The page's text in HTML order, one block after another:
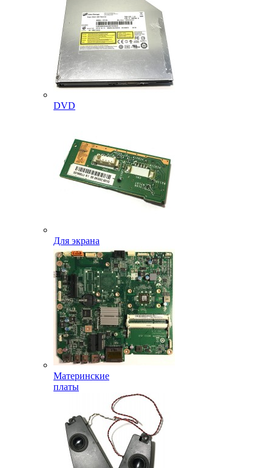
DVD
Для экрана
Материнские
платы